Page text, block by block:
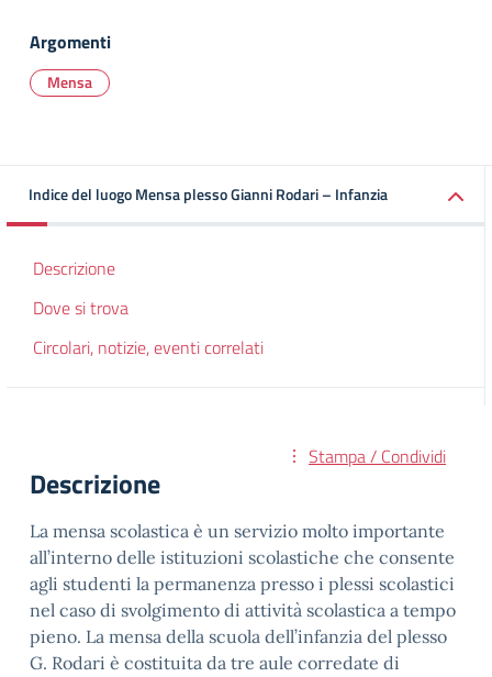
Argomenti
Mensa
Indice del luogo Mensa plesso Gianni Rodari – Infanzia
Descrizione
Dove si trova
Circolari, notizie, eventi correlati
Stampa / Condividi
Descrizione
La mensa scolastica è un servizio molto importante
all’interno delle istituzioni scolastiche che consente
agli studenti la permanenza presso i plessi scolastici
nel caso di svolgimento di attività scolastica a tempo
pieno. La mensa della scuola dell’infanzia del plesso
G. Rodari è costituita da tre aule corredate di